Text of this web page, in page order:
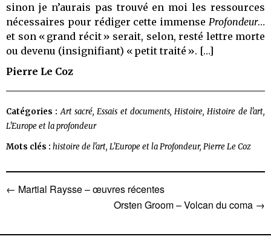
sinon je n’aurais pas trouvé en moi les ressources
nécessaires pour rédiger cette immense Profondeur…
et son « grand récit » serait, selon, resté lettre morte
ou devenu (insignifiant) « petit traité ». […]
Pierre Le Coz
Catégories :Art sacré,Essais et documents,Histoire,Histoire de l'art,
L'Europe et la profondeur
Mots clés : histoire de l'art, L'Europe et la Profondeur, Pierre Le Coz
Navigation
← Martial Raysse – œuvres récentes
Orsten Groom – Volcan du coma →